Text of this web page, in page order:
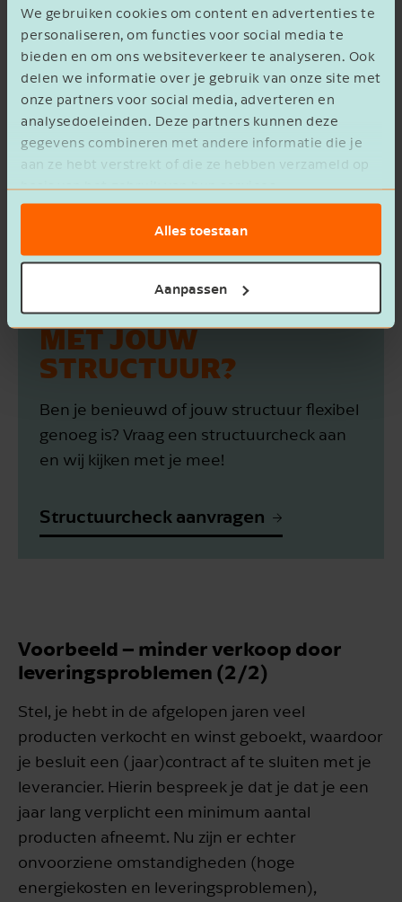
We gebruiken cookies om content en advertenties te
personaliseren, om functies voor social media te
bieden en om ons websiteverkeer te analyseren. Ook
delen we informatie over je gebruik van onze site met
onze partners voor social media, adverteren en
analysedoeleinden. Deze partners kunnen deze
gegevens combineren met andere informatie die je
aan ze hebt verstrekt of die ze hebben verzameld op
basis van het gebruik van hun services.
Alles toestaan
Aanpassen
HOE ZIT HET
MET JOUW
STRUCTUUR?
Ben je benieuwd of jouw structuur flexibel
genoeg is? Vraag een structuurcheck aan
en wij kijken met je mee!
Structuurcheck aanvragen
Voorbeeld – minder verkoop door
leveringsproblemen (2/2)
Stel, je hebt in de afgelopen jaren veel
producten verkocht en winst geboekt, waardoor
je besluit een (jaar)contract af te sluiten met je
leverancier. Hierin bespreek je dat je dat je een
jaar lang verplicht een minimum aantal
producten afneemt. Nu zijn er echter
onvoorziene omstandigheden (hoge
energiekosten en leveringsproblemen),